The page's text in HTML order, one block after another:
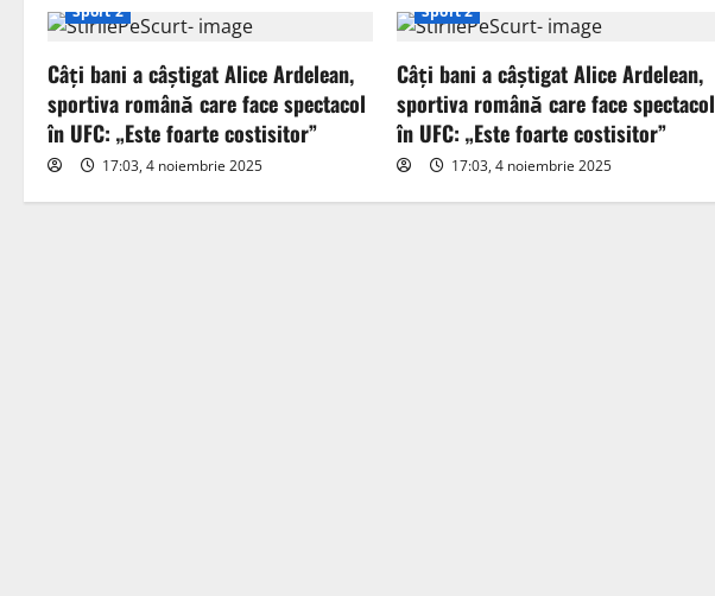
a
v
i
g
Sport 2
Câți bani a câștigat Alice Ardelean,
sportiva română care face spectacol
în UFC: „Este foarte costisitor”
17:03, 4 noiembrie 2025
Sport 2
Câți bani a câștigat Alice Ardelean,
sportiva română care face spectacol
în UFC: „Este foarte costisitor”
17:03, 4 noiembrie 2025